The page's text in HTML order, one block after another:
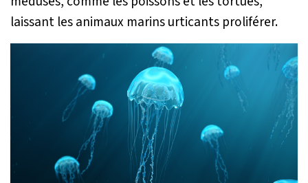
laissant les animaux marins urticants proliférer.